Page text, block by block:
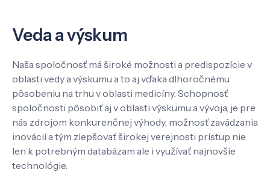
Veda a výskum
Naša spoločnosť má široké možnosti a predispozície v
oblasti vedy a výskumu a to aj vďaka dlhoročnému
pôsobeniu na trhu v oblasti medicíny. Schopnosť
spoločnosti pôsobiť aj v oblasti výskumu a vývoja, je pre
nás zdrojom konkurenčnej výhody, možnosť zavádzania
inovácií a tým zlepšovať širokej verejnosti prístup nie
len k potrebným databázam ale i využívať najnovšie
technológie.